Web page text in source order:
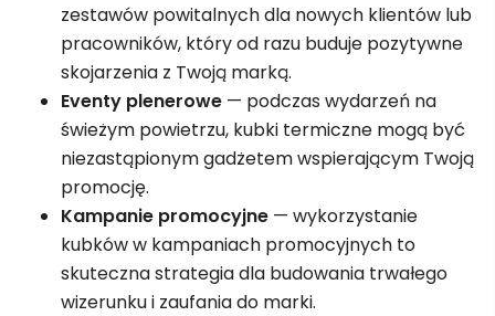
zestawów powitalnych dla nowych klientów lub
pracowników, który od razu buduje pozytywne
skojarzenia z Twoją marką.
Eventy plenerowe — podczas wydarzeń na
świeżym powietrzu, kubki termiczne mogą być
niezastąpionym gadżetem wspierającym Twoją
promocję.
Kampanie promocyjne — wykorzystanie
kubków w kampaniach promocyjnych to
skuteczna strategia dla budowania trwałego
wizerunku i zaufania do marki.